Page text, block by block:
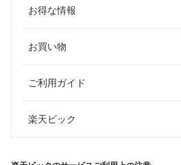
お得な情報
お買い物
ご利用ガイド
楽天ビック